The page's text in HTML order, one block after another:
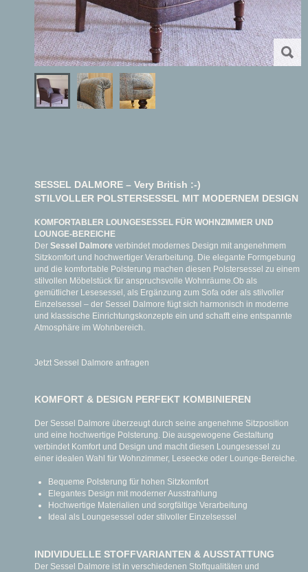
SESSEL DALMORE – Very British :-)
STILVOLLER POLSTERSESSEL MIT MODERNEM DESIGN
KOMFORTABLER LOUNGESESSEL FÜR WOHNZIMMER UND
LOUNGE-BEREICHE
Der Sessel Dalmore verbindet modernes Design mit angenehmem
Sitzkomfort und hochwertiger Verarbeitung. Die elegante Formgebung
und die komfortable Polsterung machen diesen Polstersessel zu einem
stilvollen Möbelstück für anspruchsvolle Wohnräume.Ob als
gemütlicher Lesesessel, als Ergänzung zum Sofa oder als stilvoller
Einzelsessel – der Sessel Dalmore fügt sich harmonisch in moderne
und klassische Einrichtungskonzepte ein und schafft eine entspannte
Atmosphäre im Wohnbereich.
Jetzt Sessel Dalmore anfragen
KOMFORT & DESIGN PERFEKT KOMBINIEREN
Der Sessel Dalmore überzeugt durch seine angenehme Sitzposition
und eine hochwertige Polsterung. Die ausgewogene Gestaltung
verbindet Komfort und Design und macht diesen Loungesessel zu
einer idealen Wahl für Wohnzimmer, Leseecke oder Lounge-Bereiche.
Bequeme Polsterung für hohen Sitzkomfort
Elegantes Design mit moderner Ausstrahlung
Hochwertige Materialien und sorgfältige Verarbeitung
Ideal als Loungesessel oder stilvoller Einzelsessel
INDIVIDUELLE STOFFVARIANTEN & AUSSTATTUNG
Der Sessel Dalmore ist in verschiedenen Stoffqualitäten und